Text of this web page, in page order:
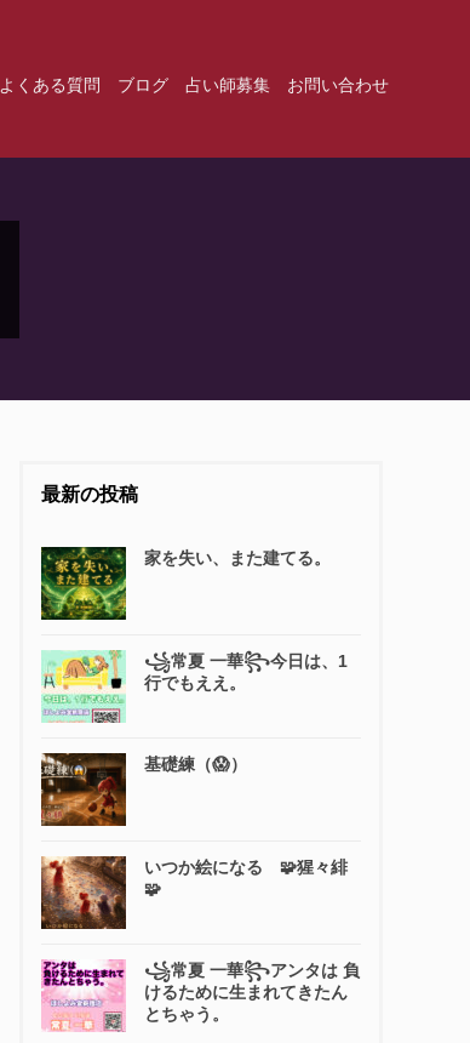
よくある質問 ブログ 占い師募集 お問い合わせ
最新の投稿
家を失い、また建てる。
꧁常夏 一華꧂今日は、1
行でもええ。
基礎練（😱）
いつか絵になる 🧩猩々緋
🧩
꧁常夏 一華꧂アンタは 負
けるために生まれてきたん
とちゃう。